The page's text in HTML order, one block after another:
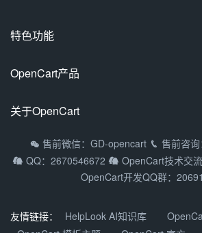
特色功能
100%开源
多商家入驻
拼团/砍价/秒杀
支持9种主流语种
OpenCart产品
OpenCart国际专业版
OpenCart多商家系统
OpenCart移动APP
OpenCart微信小程序
关于OpenCart
OpenCart教程
常见问题
关于我们
 售前微信：GD-opencart  售前咨
 QQ：2670546672  OpenCart技术交
OpenCart开发QQ群：
友情链接： HelpLook AI知识库